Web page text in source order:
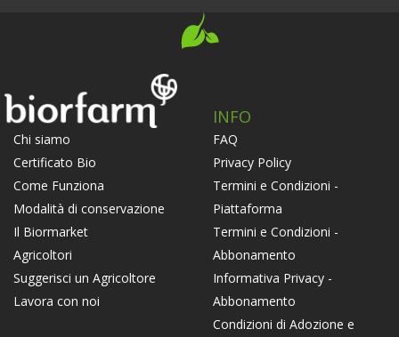
Chi siamo
Certificato Bio
Come Funziona
Modalità di conservazione
Il Biormarket
Agricoltori
Suggerisci un Agricoltore
Lavora con noi
INFO
FAQ
Privacy Policy
Termini e Condizioni -
Piattaforma
Termini e Condizioni -
Abbonamento
Informativa Privacy -
Abbonamento
Condizioni di Adozione e